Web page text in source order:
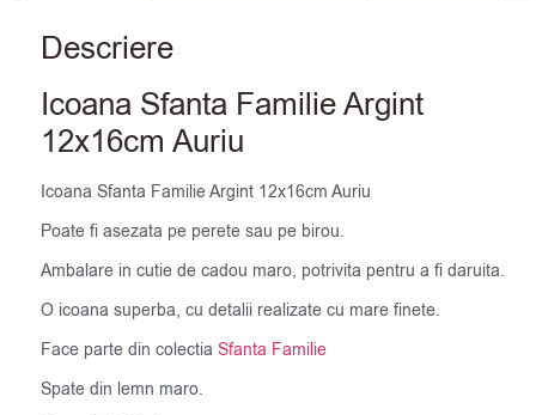
Descriere
Icoana Sfanta Familie Argint
12x16cm Auriu
Icoana Sfanta Familie Argint 12x16cm Auriu
Poate fi asezata pe perete sau pe birou.
Ambalare in cutie de cadou maro, potrivita pentru a fi daruita.
O icoana superba, cu detalii realizate cu mare finete.
Face parte din colectia Sfanta Familie
Spate din lemn maro.